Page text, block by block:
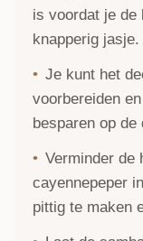
is voordat je de
knapperig jasje.
Je kunt het
voorbereiden
besparen op de
Verminder de
cayennepeper
pittig te maken